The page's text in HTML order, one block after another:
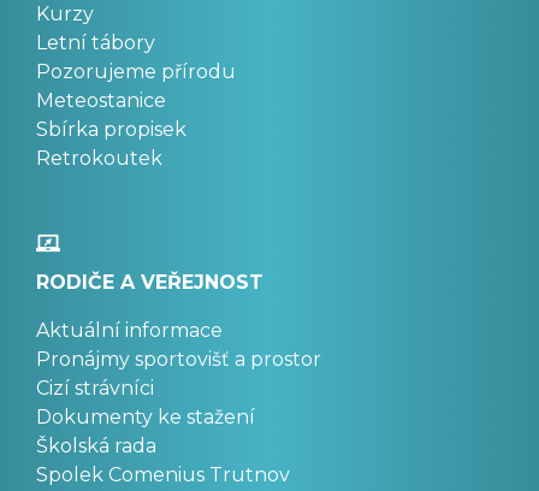
Kurzy
Letní tábory
Pozorujeme přírodu
Meteostanice
Sbírka propisek
Retrokoutek
RODIČE A VEŘEJNOST
Aktuální informace
Pronájmy sportovišť a prostor
Cizí strávníci
Dokumenty ke stažení
Školská rada
Spolek Comenius Trutnov